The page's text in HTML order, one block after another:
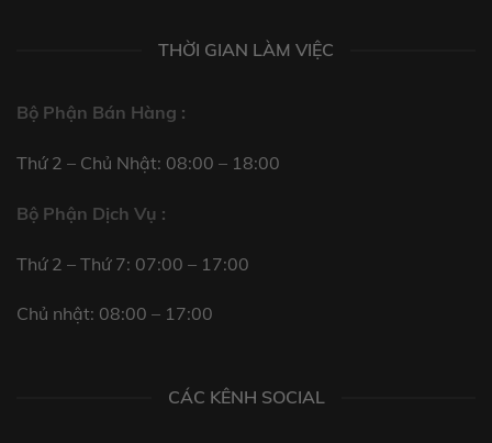
THỜI GIAN LÀM VIỆC
Bộ Phận Bán Hàng :
Thứ 2 – Chủ Nhật: 08:00 – 18:00
Bộ Phận Dịch Vụ :
Thứ 2 – Thứ 7: 07:00 – 17:00
Chủ nhật: 08:00 – 17:00
CÁC KÊNH SOCIAL